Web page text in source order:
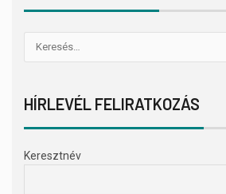
HÍRLEVÉL FELIRATKOZÁS
Keresztnév